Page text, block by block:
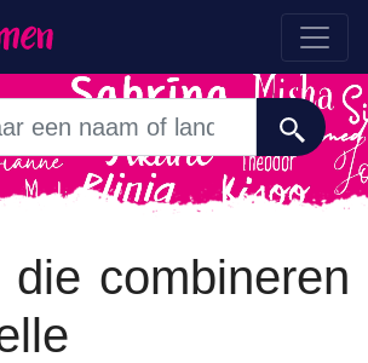
die combineren